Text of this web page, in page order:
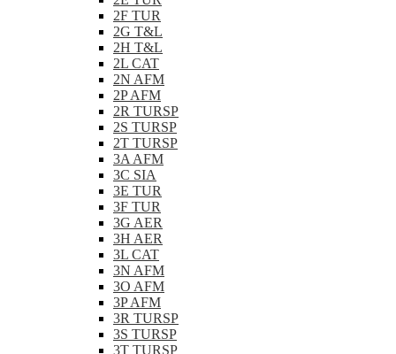
2F TUR
2G T&L
2H T&L
2L CAT
2N AFM
2P AFM
2R TURSP
2S TURSP
2T TURSP
3A AFM
3C SIA
3E TUR
3F TUR
3G AER
3H AER
3L CAT
3N AFM
3O AFM
3P AFM
3R TURSP
3S TURSP
3T TURSP